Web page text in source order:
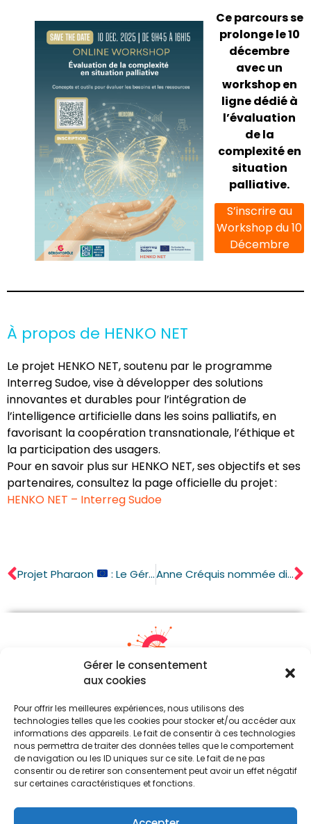
Gérer le consentement
aux cookies
Pour offrir les meilleures expériences, nous utilisons des
technologies telles que les cookies pour stocker et/ou accéder aux
informations des appareils. Le fait de consentir à ces technologies
nous permettra de traiter des données telles que le comportement
de navigation ou les ID uniques sur ce site. Le fait de ne pas
consentir ou de retirer son consentement peut avoir un effet négatif
sur certaines caractéristiques et fonctions.
Ce parcours se
prolonge le 10
décembre
avec un
workshop en
ligne dédié à
l’évaluation
de la
complexité en
situation
palliative.
S’inscrire au
Workshop du 10
Décembre
À propos de HENKO NET
Le projet HENKO NET, soutenu par le programme
Interreg Sudoe, vise à développer des solutions
innovantes et durables pour l’intégration de
l’intelligence artificielle dans les soins palliatifs, en
favorisant la coopération transnationale, l’éthique et
la participation des usagers.
Pour en savoir plus sur HENKO NET, ses objectifs et ses
partenaires, consultez la page officielle du projet :
HENKO NET – Interreg Sudoe
Projet Pharaon : Le Gérontopôle coordonne un article scientifique sur la pré-validation des technologies Anne Créquis nommée directrice générale du Gérontopôle Nouvelle-Aquitaine
contact[a]gerontopole-na.fr
Parc d’Ester Technopole (Siège)
24, Rue Atlantis – Immeuble Boréal
87069 Limoges Cedex
74 rue Georges Bonnac
Les Jardins de Gambetta – Tour n° 4